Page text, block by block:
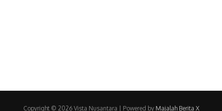
Copyright © 2026 Vista Nusantara | Powered by Majalah Berita X